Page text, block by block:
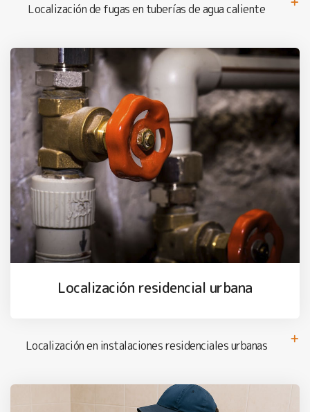
Localización de fugas en tuberías de agua caliente
Localización residencial urbana
Localización en instalaciones residenciales urbanas